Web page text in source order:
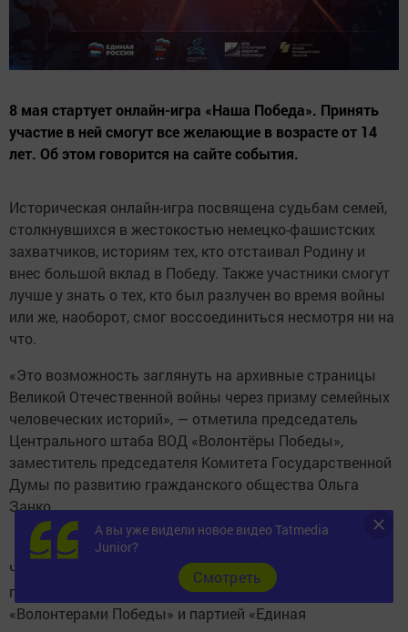
8 мая стартует онлайн-игра «Наша Победа». Принять
участие в ней смогут все желающие в возрасте от 14
лет. Об этом говорится на сайте события.
Историческая онлайн-игра посвящена судьбам семей,
столкнувшихся в жестокостью немецко-фашистских
захватчиков, историям тех, кто отстаивал Родину и
внес большой вклад в Победу. Также участники смогут
лучше у знать о тех, кто был разлучен во время войны
или же, наоборот, смог воссоединиться несмотря ни на
что.
«Это возможность заглянуть на архивные страницы
Великой Отечественной войны через призму семейных
человеческих историй», — отметила председатель
Центрального штаба ВОД «Волонтёры Победы»,
заместитель председателя Комитета Государственной
Думы по развитию гражданского общества Ольга
Занко.
Чтобы принять участие в мероприятии, необходимо
пройти регистрацию на сайте. Игра организована
«Волонтерами Победы» и партией «Единая
А вы уже видели новое видео Tatmedia
Junior?
Cмотреть